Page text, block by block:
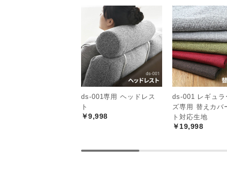
ds-001専用 ヘッドレス
ト
￥9,998
ds-001 レギュラ
ズ専用 替えカバ
ト対応生地
￥19,998